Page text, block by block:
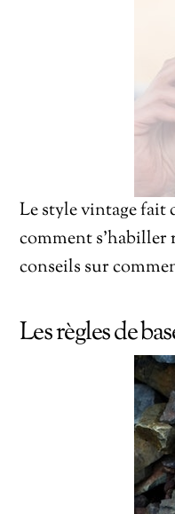
Le style vintage fait
comment s’habiller
conseils sur
Les règles de